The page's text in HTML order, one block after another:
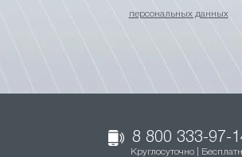
персональных данных
8 800 333-97-
Круглосуточно |